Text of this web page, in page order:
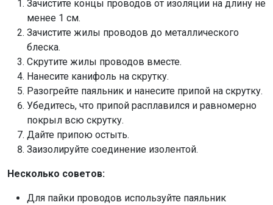
Зачистите концы проводов от изоляции на длину не
менее 1 см.
Зачистите жилы проводов до металлического
блеска.
Скрутите жилы проводов вместе.
Нанесите канифоль на скрутку.
Разогрейте паяльник и нанесите припой на скрутку.
Убедитесь, что припой расплавился и равномерно
покрыл всю скрутку.
Дайте припою остыть.
Заизолируйте соединение изолентой.
Несколько советов:
Для пайки проводов используйте паяльник